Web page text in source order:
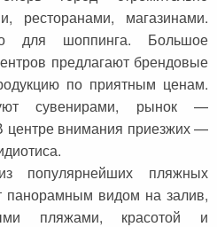
ресторанами, магазинами.
для шоппинга. Большое
предлагают брендовые
по приятным ценам.
сувенирами, рынок —
центре внимания приезжих —
популярнейших пляжных
панорамным видом на залив,
пляжами, красотой и